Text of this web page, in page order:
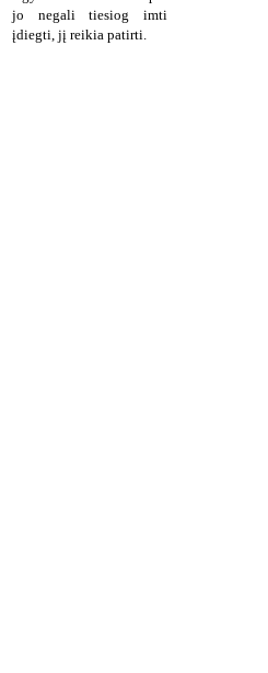
jo negali tiesiog imti
įdiegti, jį reikia patirti.